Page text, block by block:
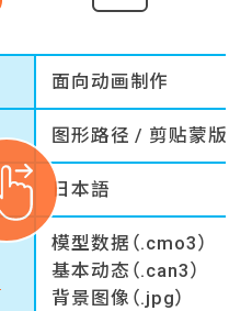
面向动画制作
图形路径 / 剪贴蒙版 /
日本語
模型数据（.cmo3）
基本动态（.can3）
背景图像（.jpg）